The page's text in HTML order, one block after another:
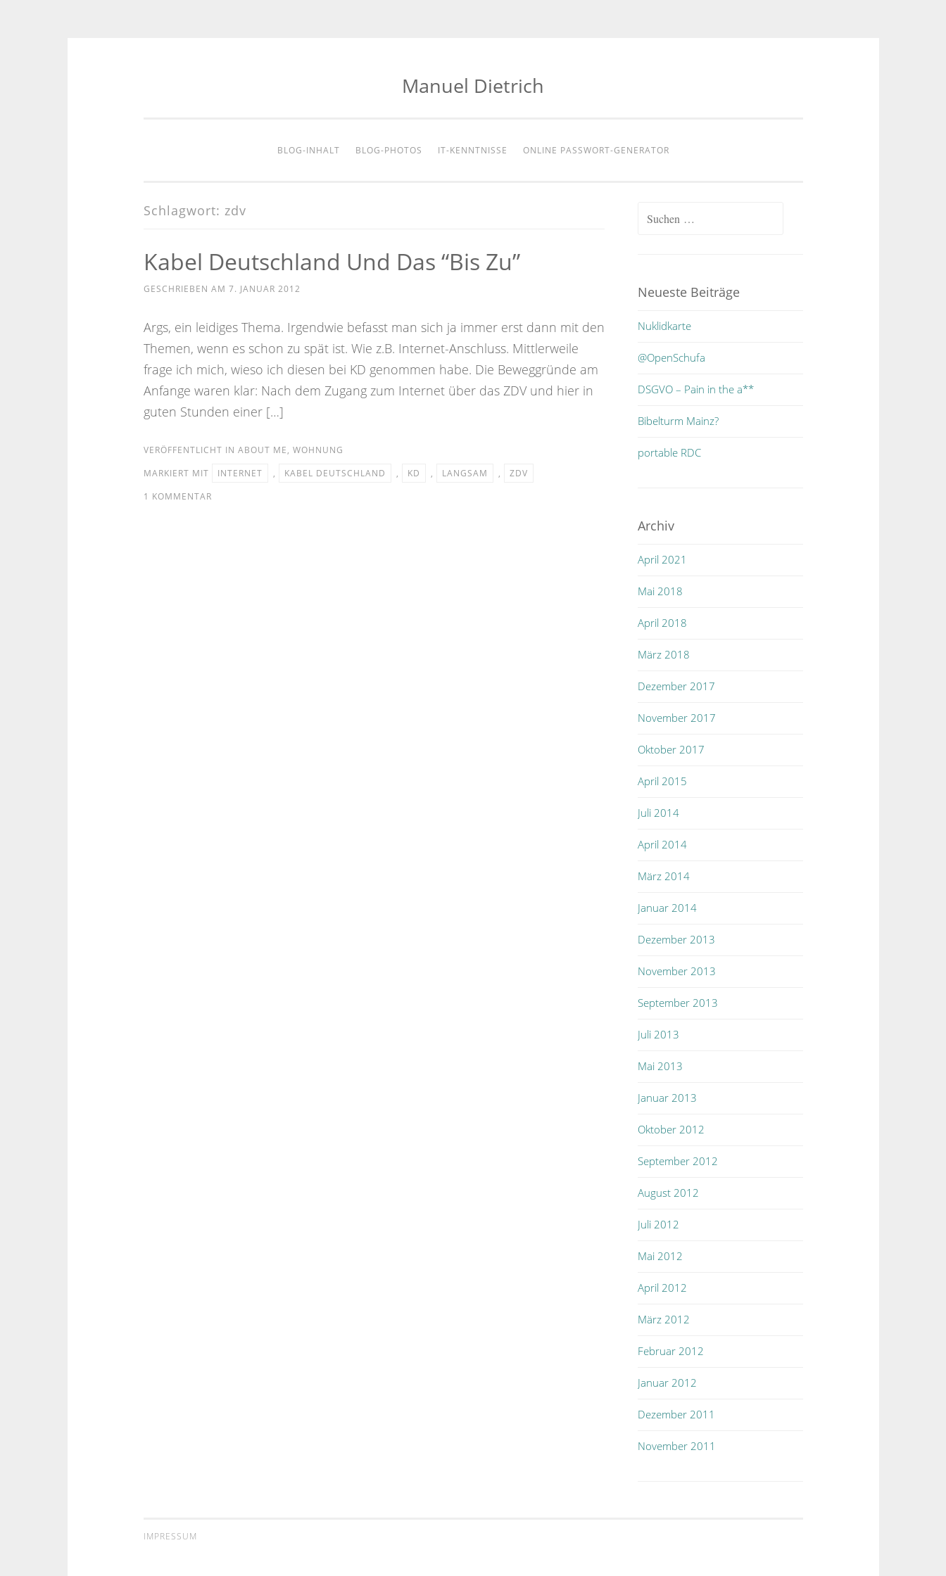
Manuel Dietrich
BLOG-INHALT BLOG-PHOTOS IT-KENNTNISSE ONLINE PASSWORT-GENERATOR
Schlagwort: zdv
Kabel Deutschland Und Das “bis Zu”
GESCHRIEBEN AM 7. JANUAR 2012
Args, ein leidiges Thema. Irgendwie befasst man sich ja immer erst dann mit den
Themen, wenn es schon zu spät ist. Wie z.B. Internet-Anschluss. Mittlerweile
frage ich mich, wieso ich diesen bei KD genommen habe. Die Beweggründe am
Anfange waren klar: Nach dem Zugang zum Internet über das ZDV und hier in
guten Stunden einer […]
VERÖFFENTLICHT IN ABOUT ME, WOHNUNG
MARKIERT MIT
INTERNET , KABEL DEUTSCHLAND , KD , LANGSAM ,
ZDV
1 KOMMENTAR
Suchen
Neueste Beiträge
Nuklidkarte
@OpenSchufa
DSGVO – Pain in the a**
Bibelturm Mainz?
portable RDC
Archiv
April 2021
Mai 2018
April 2018
März 2018
Dezember 2017
November 2017
Oktober 2017
April 2015
Juli 2014
April 2014
März 2014
Januar 2014
Dezember 2013
November 2013
September 2013
Juli 2013
Mai 2013
Januar 2013
Oktober 2012
September 2012
August 2012
Juli 2012
Mai 2012
April 2012
März 2012
Februar 2012
Januar 2012
Dezember 2011
November 2011
IMPRESSUM